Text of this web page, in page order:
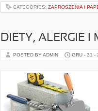
CATEGORIES: ZAPROSZENIA I
DIETY, ALERGIE I
POSTED BY ADMIN GRU - 31 -